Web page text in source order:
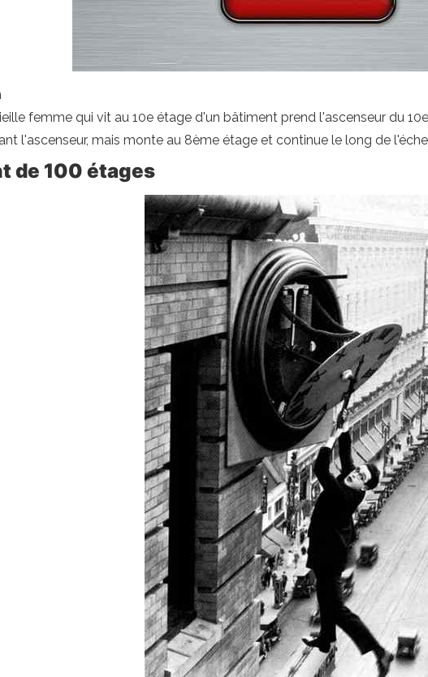
femme qui vit au 10e étage d'un bâtiment prend l'ascenseur du
l'ascenseur, mais monte au 8ème étage et continue le long de
de 100 étages